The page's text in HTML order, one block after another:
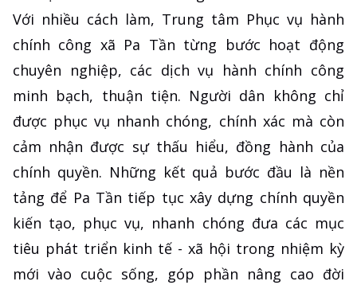
Với nhiều cách làm, Trung tâm Phục vụ hành
chính công xã Pa Tần từng bước hoạt động
chuyên nghiệp, các dịch vụ hành chính công
minh bạch, thuận tiện. Người dân không chỉ
được phục vụ nhanh chóng, chính xác mà còn
cảm nhận được sự thấu hiểu, đồng hành của
chính quyền. Những kết quả bước đầu là nền
tảng để Pa Tần tiếp tục xây dựng chính quyền
kiến tạo, phục vụ, nhanh chóng đưa các mục
tiêu phát triển kinh tế - xã hội trong nhiệm kỳ
mới vào cuộc sống, góp phần nâng cao đời